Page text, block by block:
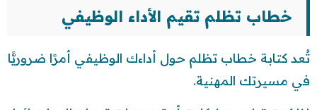
خطاب تظلم تقيم الأداء الوظيفي
تُعد كتابة خطاب تظلم حول أداءك الوظيفي أمرًا ضروريًّا
في مسيرتك المهنية.